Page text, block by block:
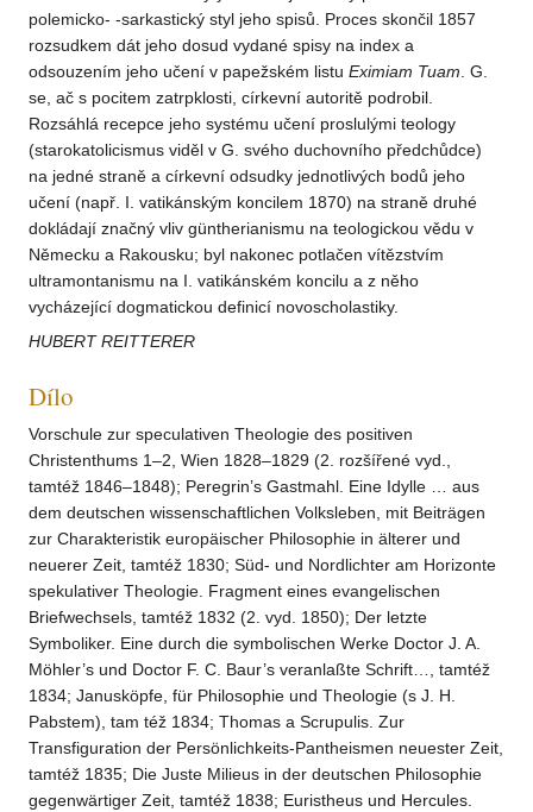
polemicko- -sarkastický styl jeho spisů. Proces skončil 1857
rozsudkem dát jeho dosud vydané spisy na index a
odsouzením jeho učení v papežském listu Eximiam Tuam . G.
se, ač s pocitem zatrpklosti, církevní autoritě podrobil.
Rozsáhlá recepce jeho systému učení proslulými teology
(starokatolicismus viděl v G. svého duchovního předchůdce)
na jedné straně a církevní odsudky jednotlivých bodů jeho
učení (např. I. vatikánským koncilem 1870) na straně druhé
dokládají značný vliv güntherianismu na teologickou vědu v
Německu a Rakousku; byl nakonec potlačen vítězstvím
ultramontanismu na I. vatikánském koncilu a z něho
vycházející dogmatickou definicí novoscholastiky.
HUBERT REITTERER
Dílo
Vorschule zur speculativen Theologie des positiven
Christenthums 1–2, Wien 1828–1829 (2. rozšířené vyd.,
tamtéž 1846–1848); Peregrin’s Gastmahl. Eine Idylle … aus
dem deutschen wissenschaftlichen Volksleben, mit Beiträgen
zur Charakteristik europäischer Philosophie in älterer und
neuerer Zeit, tamtéž 1830; Süd- und Nordlichter am Horizonte
spekulativer Theologie. Fragment eines evangelischen
Briefwechsels, tamtéž 1832 (2. vyd. 1850); Der letzte
Symboliker. Eine durch die symbolischen Werke Doctor J. A.
Möhler’s und Doctor F. C. Baur’s veranlaßte Schrift…, tamtéž
1834; Janusköpfe, für Philosophie und Theologie (s J. H.
Pabstem), tam též 1834; Thomas a Scrupulis. Zur
Transfiguration der Persönlichkeits-Pantheismen neuester Zeit,
tamtéž 1835; Die Juste Milieus in der deutschen Philosophie
gegenwärtiger Zeit, tamtéž 1838; Euristheus und Hercules.